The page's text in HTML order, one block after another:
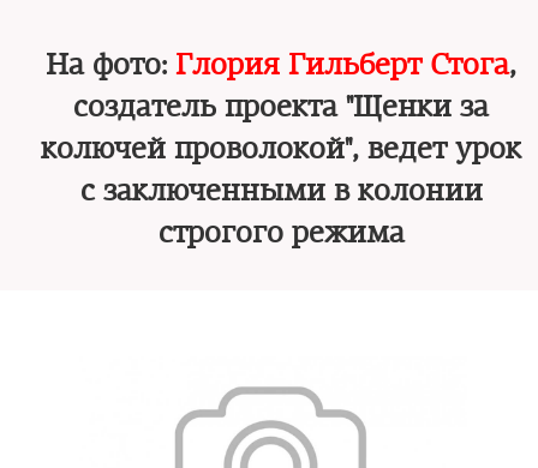
На фото: Глория Гильберт Стога,
создатель проекта "Щенки за
колючей проволокой", ведет урок
с заключенными в колонии
строгого режима